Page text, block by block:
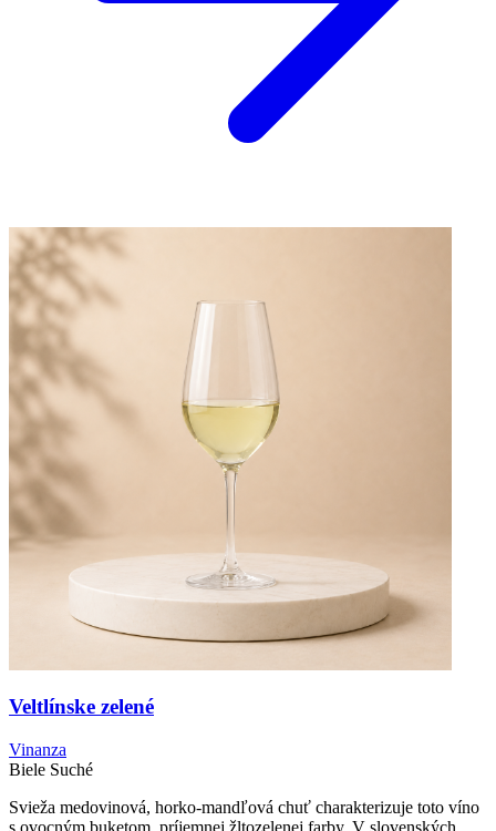
Veltlínske zelené
Vinanza
Biele Suché
Svieža medovinová, horko-mandľová chuť charakterizuje toto víno